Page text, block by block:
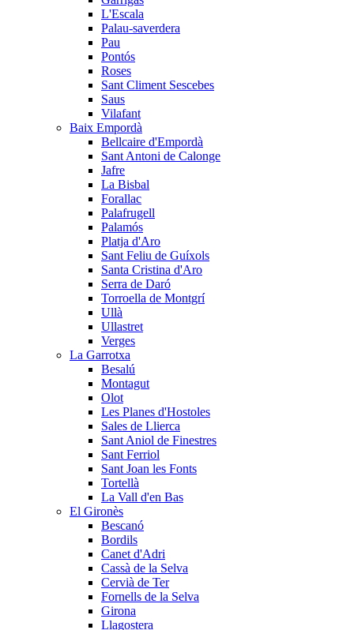
L'Escala
Palau-saverdera
Pau
Pontós
Roses
Sant Climent Sescebes
Saus
Vilafant
Baix Empordà
Bellcaire d'Empordà
Sant Antoni de Calonge
Jafre
La Bisbal
Forallac
Palafrugell
Palamós
Platja d'Aro
Sant Feliu de Guíxols
Santa Cristina d'Aro
Serra de Daró
Torroella de Montgrí
Ullà
Ullastret
Verges
La Garrotxa
Besalú
Montagut
Olot
Les Planes d'Hostoles
Sales de Llierca
Sant Aniol de Finestres
Sant Ferriol
Sant Joan les Fonts
Tortellà
La Vall d'en Bas
El Gironès
Bescanó
Bordils
Canet d'Adri
Cassà de la Selva
Cervià de Ter
Fornells de la Selva
Girona
Llagostera